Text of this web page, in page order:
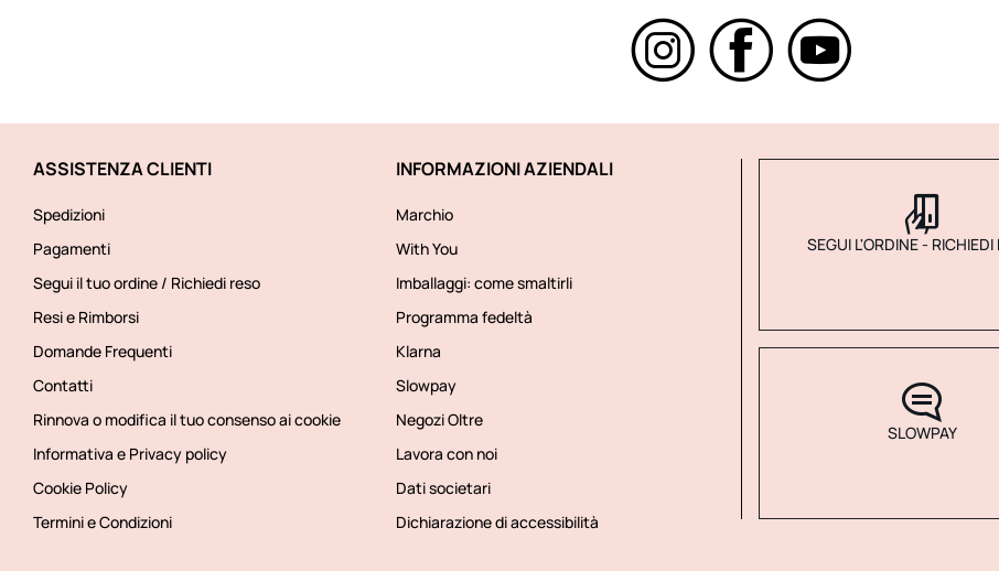
ASSISTENZA CLIENTI
Spedizioni
Pagamenti
Segui il tuo ordine / Richiedi reso
Resi e Rimborsi
Domande Frequenti
Contatti
Rinnova o modifica il tuo consenso ai cookie
Informativa e Privacy policy
Cookie Policy
Termini e Condizioni
INFORMAZIONI AZIENDALI
Marchio
With You
Imballaggi: come smaltirli
Programma fedeltà
Klarna
Slowpay
Negozi Oltre
Lavora con noi
Dati societari
Dichiarazione di accessibilità
SEGUI L'ORDINE - RICHIEDI
SLOWPAY